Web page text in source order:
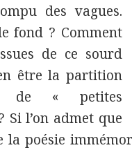
des vagues.
fond ? Comment
de ce sourd
être la partition
de « petites
Si l’on admet que
la poésie